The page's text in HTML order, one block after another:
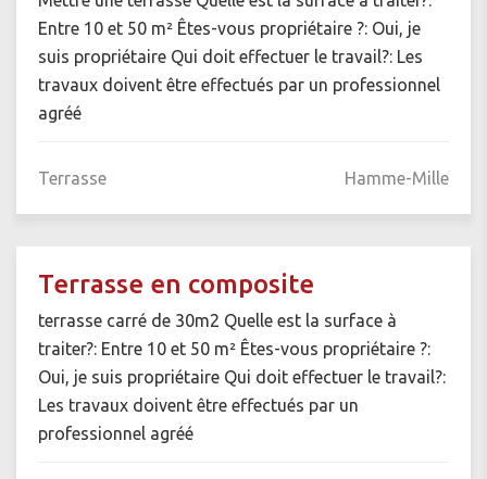
Entre 10 et 50 m² Êtes-vous propriétaire ?: Oui, je
suis propriétaire Qui doit effectuer le travail?: Les
travaux doivent être effectués par un professionnel
agréé
Terrasse Hamme-Mille
Terrasse en composite
terrasse carré de 30m2 Quelle est la surface à
traiter?: Entre 10 et 50 m² Êtes-vous propriétaire ?:
Oui, je suis propriétaire Qui doit effectuer le travail?:
Les travaux doivent être effectués par un
professionnel agréé